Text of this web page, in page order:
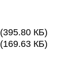
(395.80 КБ)
(169.63 КБ)